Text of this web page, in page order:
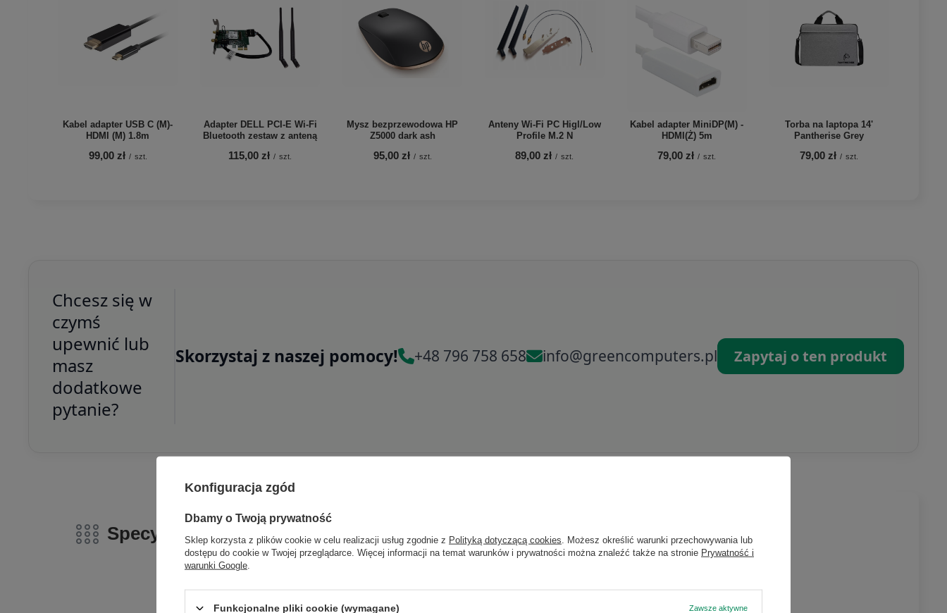
Kabel adapter USB C (M)-
HDMI (M) 1.8m
99,00 zł / szt.
Adapter DELL PCI-E Wi-Fi
Bluetooth zestaw z anteną
115,00 zł / szt.
Mysz bezprzewodowa HP
Z5000 dark ash
95,00 zł / szt.
Anteny Wi-Fi PC Higl/Low
Profile M.2 N
89,00 zł / szt.
Kabel adapter MiniDP(M) -
HDMI(Ż) 5m
79,00 zł / szt.
Torba na laptopa 14'
Pantherise Grey
79,00 zł / szt.
Chcesz się w
czymś
upewnić lub
masz
dodatkowe
pytanie?
Skorzystaj z naszej pomocy! +48 796 758 658 info@greencomputers.pl Zapytaj o ten produkt
Specyfikacja
Konfiguracja zgód
Dbamy o Twoją prywatność
Sklep korzysta z plików cookie w celu realizacji usług zgodnie z Polityką dotyczącą cookies . Możesz określić warunki przechowywania lub
dostępu do cookie w Twojej przeglądarce. Więcej informacji na temat warunków i prywatności można znaleźć także na stronie Prywatność i
warunki Google
Funkcjonalne pliki cookie (wymagane) Zawsze aktywne